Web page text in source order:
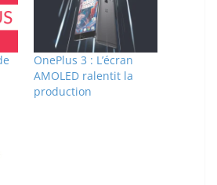
OnePlus 3 : L’écran
AMOLED ralentit la
production